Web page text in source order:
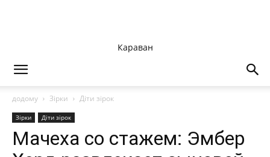
Караван
додому Зірки Діти зірок
Зірки Діти зірок
Мачеха со стажем: Эмбер